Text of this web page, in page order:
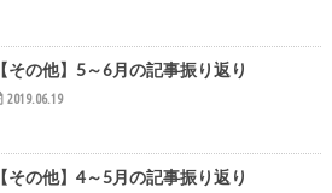
【その他】5～6月の記事振り返り
2019.06.19
【その他】4～5月の記事振り返り